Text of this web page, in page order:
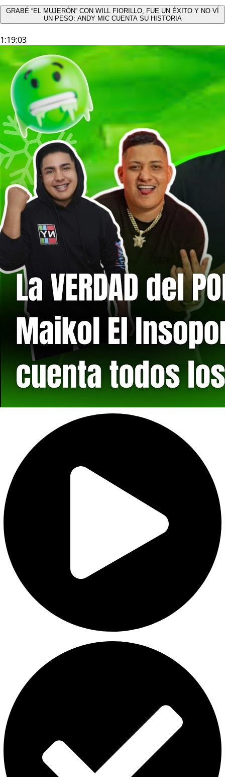
GRABÉ “EL MUJERÓN” CON WILL FIORILLO, FUE UN ÉXITO Y NO VÍ
UN PESO: ANDY MIC CUENTA SU HISTORIA
1:19:03